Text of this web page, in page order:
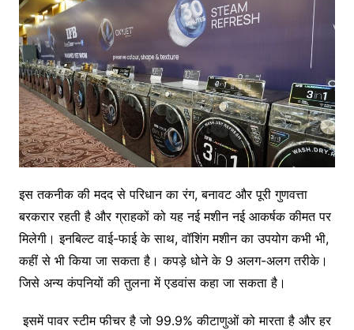
इस तकनीक की मदद से परिधान का रंग, बनावट और पूरी गुणवत्ता
बरकरार रहती है और ग्राहकों को यह नई मशीन नई आकर्षक कीमत पर
मिलेगी। इनबिल्ट वाई-फाई के साथ, वॉशिंग मशीन का उपयोग कभी भी,
कहीं से भी किया जा सकता है। कपड़े धोने के 9 अलग-अलग तरीके।
जिसे अन्य कंपनियों की तुलना में एडवांस कहा जा सकता है।
इसमें पावर स्टीम फीचर है जो 99.9% कीटाणुओं को मारता है और हर